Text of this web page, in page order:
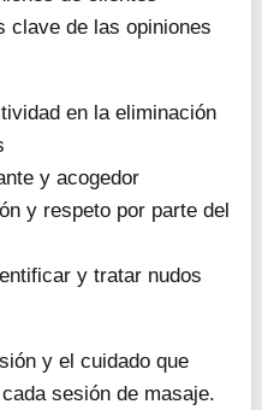
clave de las opiniones
en la eliminación
y acogedor
y respeto por parte del
y tratar nudos
y el cuidado que
sesión de masaje.